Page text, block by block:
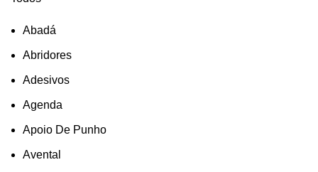
Abadá
Abridores
Adesivos
Agenda
Apoio De Punho
Avental